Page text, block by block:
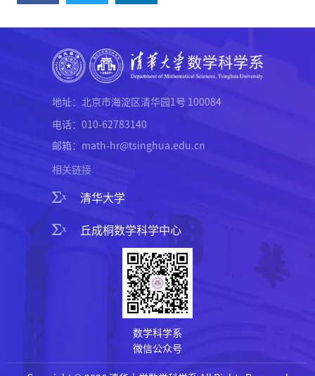
地址：北京市海淀区清华园1号 100084
电话：010-62783140
邮箱：math-hr@tsinghua.edu.cn
相关链接
清华大学
丘成桐数学科学中心
数学科学系
微信公众号